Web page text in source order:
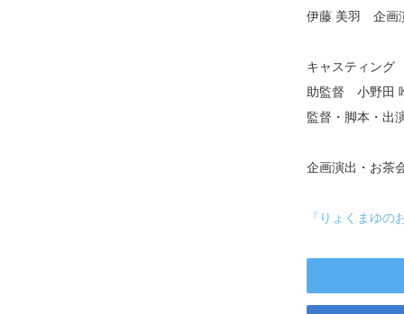
伊藤 美羽 企画
キャスティン
助監督 小野田
監督・脚本・
企画演出・お茶
『りょくまゆの